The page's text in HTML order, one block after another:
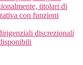
titolari di
con funzioni
discrezionali